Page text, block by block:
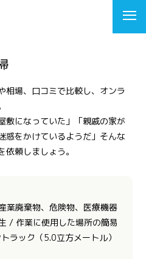
相場、口コミで比較し、オンラ
敷になっていた」「親戚の家が
惑をかけているようだ」そんな
頼しましょう。
業廃棄物、危険物、医療機器
/ 作業に使用した場所の簡易
ラック（5.0立方メートル）